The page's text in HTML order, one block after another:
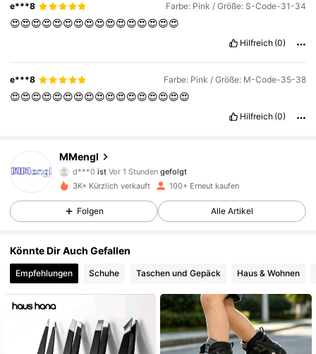
e***8 Farbe: Pink / Größe: S-Code-31-34
😍😍😍😍😍😍😍😍😍😍😍😍😍😍😍😍
Hilfreich (0)
e***8 Farbe: Pink / Größe: M-Code-35-38
😍😍😍😍😍😍😍😍😍😍😍😍😍😍😍😍😍
Hilfreich (0)
MMengl
d***0 ist Vor 1 Stunden gefolgt
ist am Durchsuchen
4,77
1.2K Follower
4,77
4,77 1.2K Follower
3K+ Kürzlich verkauft 100+ Erneut kaufen
Folgen Alle Artikel
Könnte Dir Auch Gefallen
Empfehlungen Schuhe Taschen und Gepäck Haus & Wohnen